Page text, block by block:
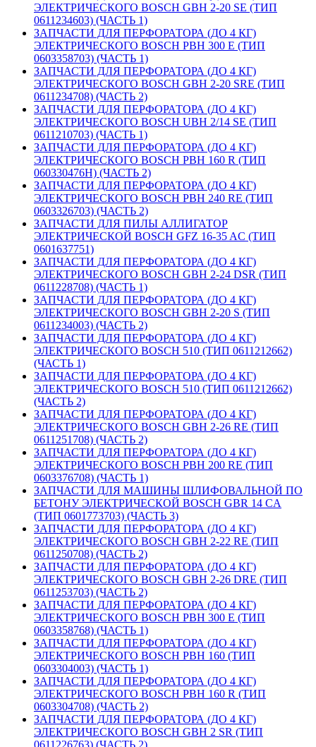
ЭЛЕКТРИЧЕСКОГО BOSCH GBH 2-20 SE (ТИП
0611234603) (ЧАСТЬ 1)
ЗАПЧАСТИ ДЛЯ ПЕРФОРАТОРА (ДО 4 КГ)
ЭЛЕКТРИЧЕСКОГО BOSCH PBH 300 E (ТИП
0603358703) (ЧАСТЬ 1)
ЗАПЧАСТИ ДЛЯ ПЕРФОРАТОРА (ДО 4 КГ)
ЭЛЕКТРИЧЕСКОГО BOSCH GBH 2-20 SRE (ТИП
0611234708) (ЧАСТЬ 2)
ЗАПЧАСТИ ДЛЯ ПЕРФОРАТОРА (ДО 4 КГ)
ЭЛЕКТРИЧЕСКОГО BOSCH UBH 2/14 SE (ТИП
0611210703) (ЧАСТЬ 1)
ЗАПЧАСТИ ДЛЯ ПЕРФОРАТОРА (ДО 4 КГ)
ЭЛЕКТРИЧЕСКОГО BOSCH PBH 160 R (ТИП
060330476H) (ЧАСТЬ 2)
ЗАПЧАСТИ ДЛЯ ПЕРФОРАТОРА (ДО 4 КГ)
ЭЛЕКТРИЧЕСКОГО BOSCH PBH 240 RE (ТИП
0603326703) (ЧАСТЬ 2)
ЗАПЧАСТИ ДЛЯ ПИЛЫ АЛЛИГАТОР
ЭЛЕКТРИЧЕСКОЙ BOSCH GFZ 16-35 AC (ТИП
0601637751)
ЗАПЧАСТИ ДЛЯ ПЕРФОРАТОРА (ДО 4 КГ)
ЭЛЕКТРИЧЕСКОГО BOSCH GBH 2-24 DSR (ТИП
0611228708) (ЧАСТЬ 1)
ЗАПЧАСТИ ДЛЯ ПЕРФОРАТОРА (ДО 4 КГ)
ЭЛЕКТРИЧЕСКОГО BOSCH GBH 2-20 S (ТИП
0611234003) (ЧАСТЬ 2)
ЗАПЧАСТИ ДЛЯ ПЕРФОРАТОРА (ДО 4 КГ)
ЭЛЕКТРИЧЕСКОГО BOSCH 510 (ТИП 0611212662)
(ЧАСТЬ 1)
ЗАПЧАСТИ ДЛЯ ПЕРФОРАТОРА (ДО 4 КГ)
ЭЛЕКТРИЧЕСКОГО BOSCH 510 (ТИП 0611212662)
(ЧАСТЬ 2)
ЗАПЧАСТИ ДЛЯ ПЕРФОРАТОРА (ДО 4 КГ)
ЭЛЕКТРИЧЕСКОГО BOSCH GBH 2-26 RE (ТИП
0611251708) (ЧАСТЬ 2)
ЗАПЧАСТИ ДЛЯ ПЕРФОРАТОРА (ДО 4 КГ)
ЭЛЕКТРИЧЕСКОГО BOSCH PBH 200 RE (ТИП
0603376708) (ЧАСТЬ 1)
ЗАПЧАСТИ ДЛЯ МАШИНЫ ШЛИФОВАЛЬНОЙ ПО
БЕТОНУ ЭЛЕКТРИЧЕСКОЙ BOSCH GBR 14 CA
(ТИП 0601773703) (ЧАСТЬ 3)
ЗАПЧАСТИ ДЛЯ ПЕРФОРАТОРА (ДО 4 КГ)
ЭЛЕКТРИЧЕСКОГО BOSCH GBH 2-22 RE (ТИП
0611250708) (ЧАСТЬ 2)
ЗАПЧАСТИ ДЛЯ ПЕРФОРАТОРА (ДО 4 КГ)
ЭЛЕКТРИЧЕСКОГО BOSCH GBH 2-26 DRE (ТИП
0611253703) (ЧАСТЬ 2)
ЗАПЧАСТИ ДЛЯ ПЕРФОРАТОРА (ДО 4 КГ)
ЭЛЕКТРИЧЕСКОГО BOSCH PBH 300 E (ТИП
0603358768) (ЧАСТЬ 1)
ЗАПЧАСТИ ДЛЯ ПЕРФОРАТОРА (ДО 4 КГ)
ЭЛЕКТРИЧЕСКОГО BOSCH PBH 160 (ТИП
0603304003) (ЧАСТЬ 1)
ЗАПЧАСТИ ДЛЯ ПЕРФОРАТОРА (ДО 4 КГ)
ЭЛЕКТРИЧЕСКОГО BOSCH PBH 160 R (ТИП
0603304708) (ЧАСТЬ 2)
ЗАПЧАСТИ ДЛЯ ПЕРФОРАТОРА (ДО 4 КГ)
ЭЛЕКТРИЧЕСКОГО BOSCH GBH 2 SR (ТИП
0611226763) (ЧАСТЬ 2)